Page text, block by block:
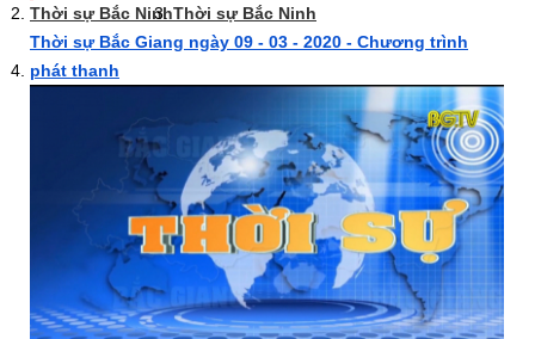
Thời sự Bắc NinhThời sự Bắc Ninh
Thời sự Bắc Giang ngày 09 - 03 - 2020 - Chương trình
phát thanh